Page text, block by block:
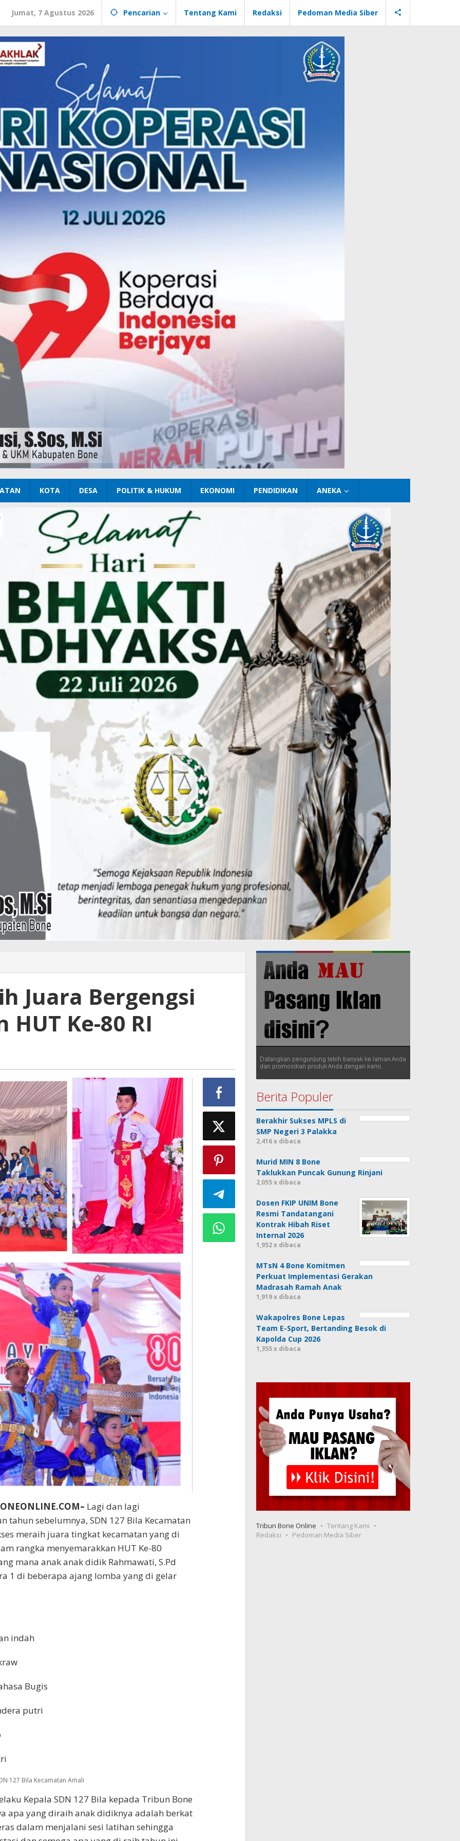
Jumat, 7 Agustus 2026 Pencarian Tentang Kami Redaksi Pedoman Media Siber
KOTA DESA POLITIK & HUKUM EKONOMI PENDIDIKAN ANEKA
Juara Bergengsi
Ke-80 RI
Lagi dan lagi
tahun sebelumnya, SDN 127 Bila Kecamatan
meraih juara tingkat kecamatan yang di
rangka menyemarakkan HUT Ke-80
mana anak anak didik Rahmawati, S.Pd
1 di beberapa ajang lomba yang di gelar
indah
Bugis
putri
127 Bila Kecamatan Amali
Kepala SDN 127 Bila kepada Tribun Bone
apa yang diraih anak didiknya adalah berkat
dalam menjalani sesi latihan sehingga
Berita Populer
Berakhir Sukses MPLS di
SMP Negeri 3 Palakka
2,416 x dibaca
Murid MIN 8 Bone
Taklukkan Puncak Gunung Rinjani
2,055 x dibaca
Dosen FKIP UNIM Bone
Resmi Tandatangani
Kontrak Hibah Riset
Internal 2026
1,952 x dibaca
MTsN 4 Bone Komitmen
Perkuat Implementasi Gerakan
Madrasah Ramah Anak
1,919 x dibaca
Wakapolres Bone Lepas
Team E-Sport, Bertanding Besok di
Kapolda Cup 2026
1,355 x dibaca
Tribun Bone Online
Tentang Kami
Redaksi
Pedoman Media Siber